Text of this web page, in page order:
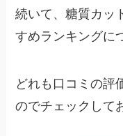
続いて、糖質カッ
すめランキングに
どれも口コミの評
のでチェックして